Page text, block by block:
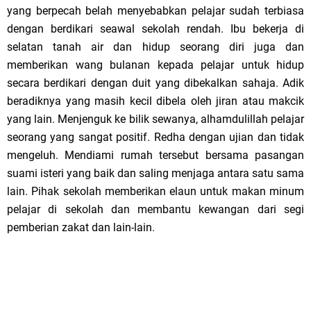
yang berpecah belah menyebabkan pelajar sudah terbiasa
dengan berdikari seawal sekolah rendah. Ibu bekerja di
selatan tanah air dan hidup seorang diri juga dan
memberikan wang bulanan kepada pelajar untuk hidup
secara berdikari dengan duit yang dibekalkan sahaja. Adik
beradiknya yang masih kecil dibela oleh jiran atau makcik
yang lain. Menjenguk ke bilik sewanya, alhamdulillah pelajar
seorang yang sangat positif. Redha dengan ujian dan tidak
mengeluh. Mendiami rumah tersebut bersama pasangan
suami isteri yang baik dan saling menjaga antara satu sama
lain. Pihak sekolah memberikan elaun untuk makan minum
pelajar di sekolah dan membantu kewangan dari segi
pemberian zakat dan lain-lain.